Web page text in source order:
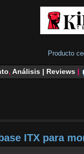
Producto
, Análisis | Reviews |
ITX para